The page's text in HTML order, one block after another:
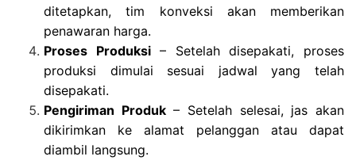
ditetapkan, tim konveksi akan memberikan
penawaran harga.
Proses Produksi– Setelah disepakati, proses
produksi dimulai sesuai jadwal yang telah
disepakati.
Pengiriman Produk– Setelah selesai, jas akan
dikirimkan ke alamat pelanggan atau dapat
diambil langsung.